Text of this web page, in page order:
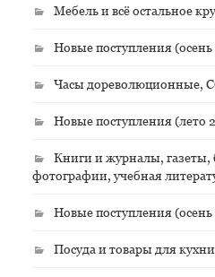
Мебель и всё остальное
Новые поступления
Часы дореволюционные,
Новые поступления (лето
Книги и журналы,
фотографии, учебная
Новые поступления
Посуда и товары для